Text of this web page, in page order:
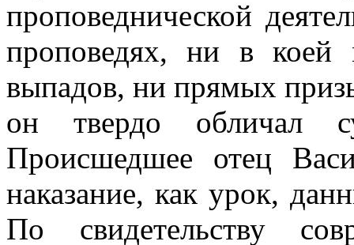
проповеднической
проповедях, ни в коей
выпадов, ни прямых
он твердо обличал
Происшедшее отец
наказание, как урок,
По свидетельству